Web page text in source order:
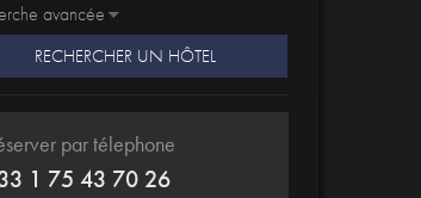
avancée
RECHERCHER UN HÔTEL
par télephone
1 75 43 70 26